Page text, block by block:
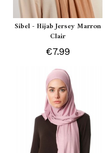
Sibel - Hijab Jersey Marron
Clair
€7.99